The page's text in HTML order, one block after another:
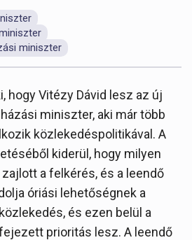
miniszter
hogy Vitézy Dávid lesz az új
miniszter, aki már több
közlekedéspolitikával. A
kiderül, hogy milyen
a felkérés, és a leendő
óriási lehetőségnek a
és ezen belül a
prioritás lesz. A leendő